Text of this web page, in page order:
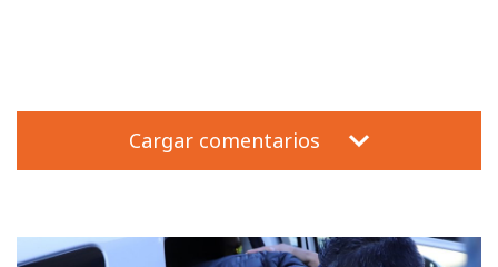
Cargar comentarios